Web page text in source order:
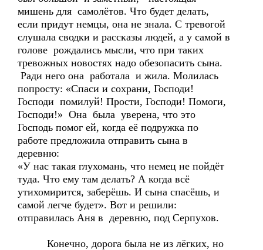
мишень для самолётов. Что будет делать,
если придут немцы, она не знала. С тревогой
слушала сводки и рассказы людей, а у самой в
голове рождались мысли, что при таких
тревожных новостях надо обезопасить сына.
Ради него она работала и жила. Молилась
попросту: «Спаси и сохрани, Господи!
Господи помилуй! Прости, Господи! Помоги,
Господи!» Она была уверена, что это
Господь помог ей, когда её подружка по
работе предложила отправить сына в
деревню:
«У нас такая глухомань, что немец не пойдёт
туда. Что ему там делать? А когда всё
утихомирится, заберёшь. И сына спасёшь, и
самой легче будет». Вот и решили:
отправилась Аня в деревню, под Серпухов.
Конечно, дорога была не из лёгких, но